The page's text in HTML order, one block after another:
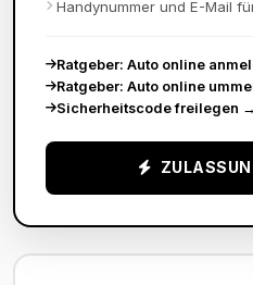
Handynummer und E-Mail
Ratgeber: Auto online
Ratgeber: Auto online
Sicherheitscode freilegen →